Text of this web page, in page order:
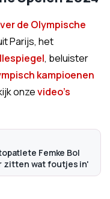
de Olympische
Parijs, het
, beluister
kampioenen
onzevideo's
Femke Bol
zitten wat foutjes in'